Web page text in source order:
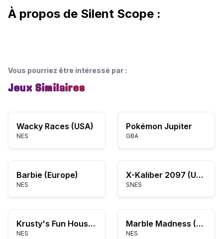
À propos de Silent Scope :
Vous pourriez être intéressé par :
Jeux Similaires
Wacky Races (USA)
NES
Pokémon Jupiter
GBA
Barbie (Europe)
NES
X-Kaliber 2097 (USA) (Beta)
SNES
Krusty's Fun House (Europe)
NES
Marble Madness (Europe)
NES